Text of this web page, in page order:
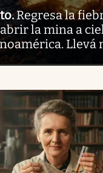
.Regresa la
la mina a
Llevá